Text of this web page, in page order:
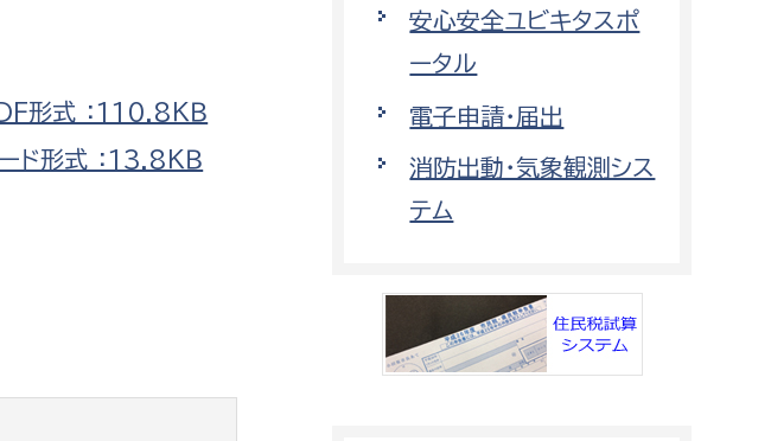
まちづくりに関わりたい
産業政策課
都市政策課
開発審査課
形式 ：110.8ＫＢ
ド形式 ：13.8ＫＢ
安心安全ユビキタスポ
ータル
電子申請・届出
消防出動・気象観測シス
テム